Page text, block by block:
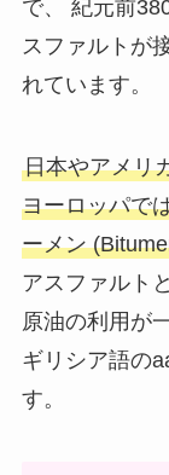
で、 紀元前
スファルトが
れています。
日本やアメリ
ヨーロッパで
ーメン
アスファルト
原油の利用が
ギリシア語の
す。